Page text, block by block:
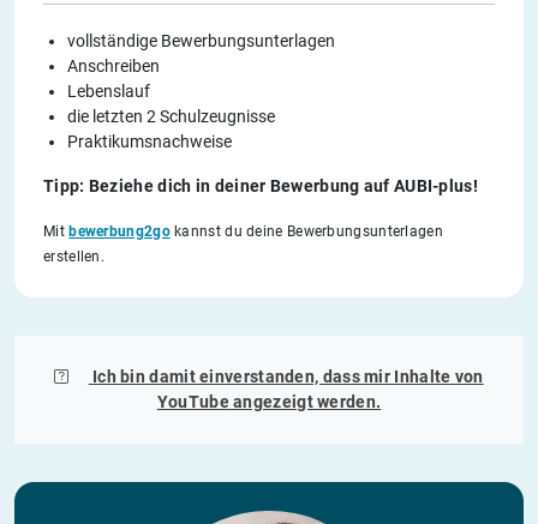
vollständige Bewerbungsunterlagen
Anschreiben
Lebenslauf
die letzten 2 Schulzeugnisse
Praktikumsnachweise
Tipp: Beziehe dich in deiner Bewerbung auf AUBI-plus!
Mit bewerbung2gokannst du deine Bewerbungsunterlagen
erstellen.
Ich bin damit einverstanden, dass mir Inhalte von
YouTubeangezeigt werden.